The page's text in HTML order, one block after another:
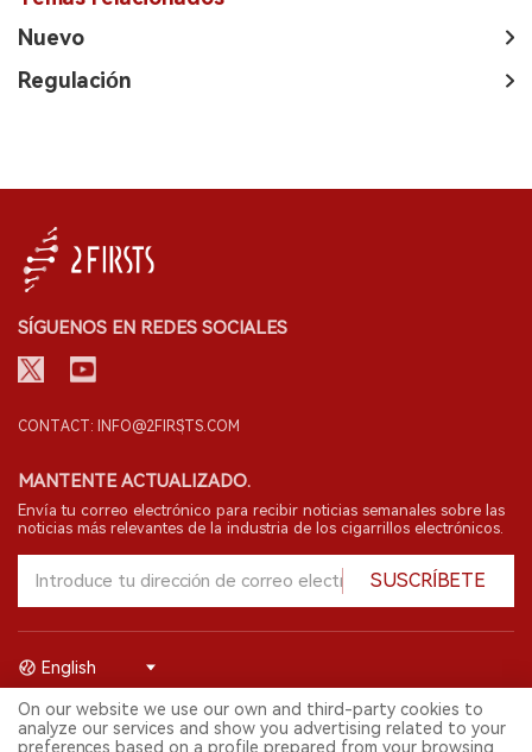
Nuevo
Regulación
SÍGUENOS EN REDES SOCIALES
CONTACT: INFO@2FIRSTS.COM
MANTENTE ACTUALIZADO.
Envía tu correo electrónico para recibir noticias semanales sobre las
noticias más relevantes de la industria de los cigarrillos electrónicos.
SUSCRÍBETE
© 2026 Shenzhen 2FIRSTS Technology Co.,Ltd. Todos los derechos
reservados.
English
On our website we use our own and third-party cookies to
analyze our services and show you advertising related to your
preferences based on a profile prepared from your browsing